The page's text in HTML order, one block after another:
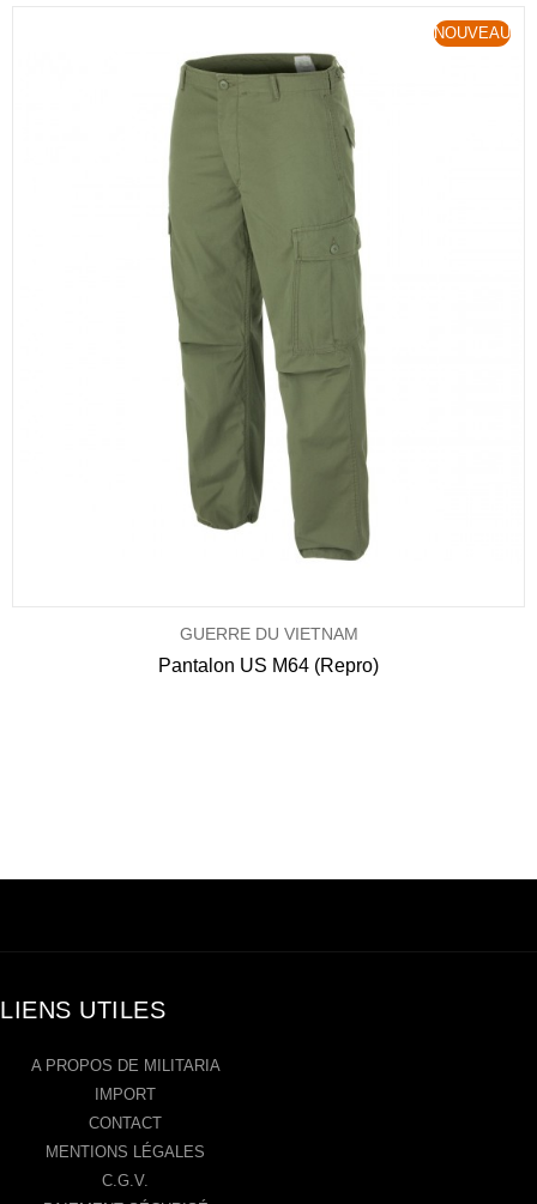
NOUVEAU
GUERRE DU VIETNAM
Pantalon US M64 (Repro)
LIENS UTILES
A PROPOS DE MILITARIA
IMPORT
CONTACT
MENTIONS LÉGALES
C.G.V.